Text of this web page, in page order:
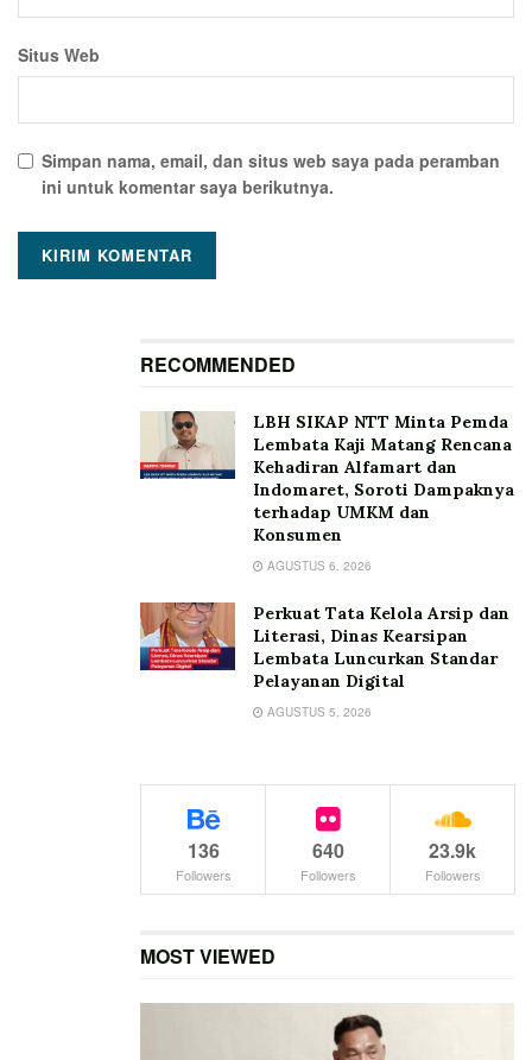
Situs Web
Simpan nama, email, dan situs web saya pada peramban
ini untuk komentar saya berikutnya.
RECOMMENDED
LBH SIKAP NTT Minta Pemda
Lembata Kaji Matang Rencana
Kehadiran Alfamart dan
Indomaret, Soroti Dampaknya
terhadap UMKM dan
Konsumen
AGUSTUS 6, 2026
Perkuat Tata Kelola Arsip dan
Literasi, Dinas Kearsipan
Lembata Luncurkan Standar
Pelayanan Digital
AGUSTUS 5, 2026
136
Followers
640
Followers
23.9k
Followers
MOST VIEWED